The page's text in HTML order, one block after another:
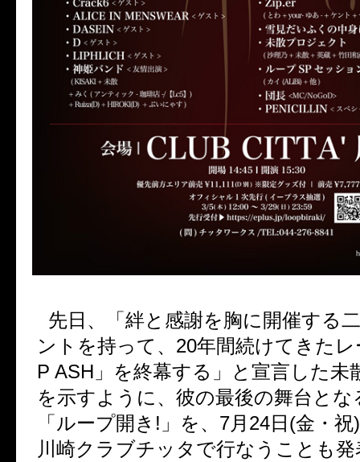
先日、「絆と感謝を胸に開催する
ントを持って、 20年間続けてきた
P ASH 」を終幕する」と宣言した未
を示すように、彼の最後の舞台と
「ループ開き ! 」を、 7月 24日(金・祝)
川崎クラブチッタで行なうことも